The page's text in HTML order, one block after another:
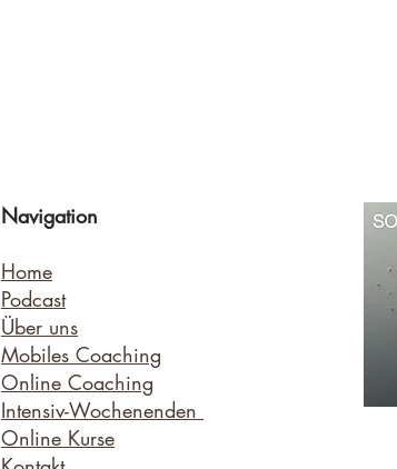
Navigation
Home
Podcast
Über uns
Mobiles Coaching
Online Coaching
Intensiv-Wochenenden
Online Kurse